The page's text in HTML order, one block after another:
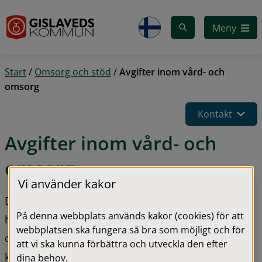
Meny
Start/ Omsorg och stöd /Avgifter inom vård- och
omsorg
Kontakt
Avgifter inom vård- och
omsorg
Du som får hjälp av hemtjänsten, har
hemsjukvård, bor på ett vård- och
omsorgsboende, har ett trygghetslarm, är beviljad
korttidsvistelse/växelvård eller har boendestöd
Vi använder kakor
På denna webbplats används kakor (cookies) för att
webbplatsen ska fungera så bra som möjligt och för
att vi ska kunna förbättra och utveckla den efter
dina behov.